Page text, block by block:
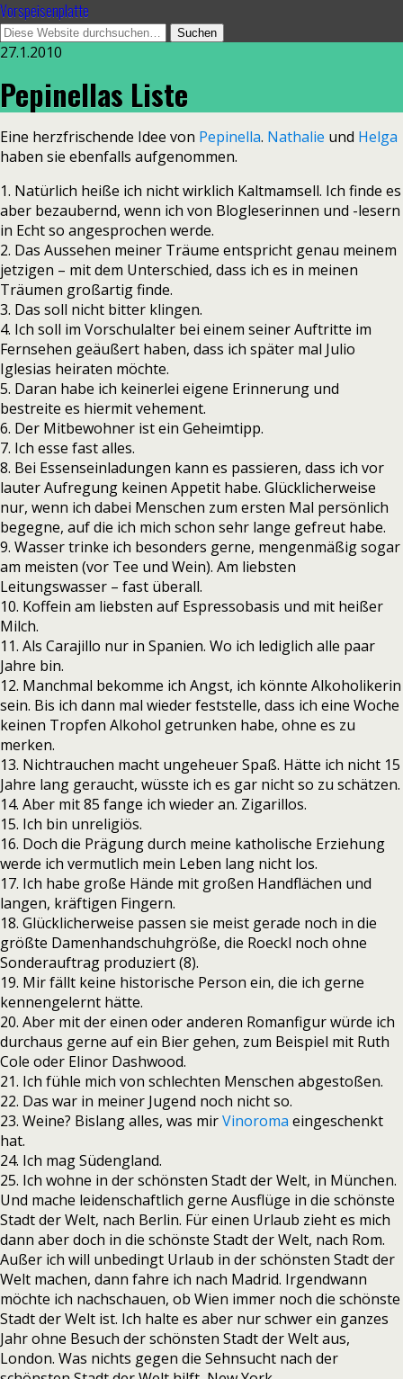
Vorspeisenplatte
27.1.2010
Pepinellas Liste
Eine herzfrischende Idee von Pepinella. Nathalie und Helga
haben sie ebenfalls aufgenommen.
1. Natürlich heiße ich nicht wirklich Kaltmamsell. Ich finde es
aber bezaubernd, wenn ich von Blogleserinnen und -lesern
in Echt so angesprochen werde.
2. Das Aussehen meiner Träume entspricht genau meinem
jetzigen – mit dem Unterschied, dass ich es in meinen
Träumen großartig finde.
3. Das soll nicht bitter klingen.
4. Ich soll im Vorschulalter bei einem seiner Auftritte im
Fernsehen geäußert haben, dass ich später mal Julio
Iglesias heiraten möchte.
5. Daran habe ich keinerlei eigene Erinnerung und
bestreite es hiermit vehement.
6. Der Mitbewohner ist ein Geheimtipp.
7. Ich esse fast alles.
8. Bei Essenseinladungen kann es passieren, dass ich vor
lauter Aufregung keinen Appetit habe. Glücklicherweise
nur, wenn ich dabei Menschen zum ersten Mal persönlich
begegne, auf die ich mich schon sehr lange gefreut habe.
9. Wasser trinke ich besonders gerne, mengenmäßig sogar
am meisten (vor Tee und Wein). Am liebsten
Leitungswasser – fast überall.
10. Koffein am liebsten auf Espressobasis und mit heißer
Milch.
11. Als Carajillo nur in Spanien. Wo ich lediglich alle paar
Jahre bin.
12. Manchmal bekomme ich Angst, ich könnte Alkoholikerin
sein. Bis ich dann mal wieder feststelle, dass ich eine Woche
keinen Tropfen Alkohol getrunken habe, ohne es zu
merken.
13. Nichtrauchen macht ungeheuer Spaß. Hätte ich nicht 15
Jahre lang geraucht, wüsste ich es gar nicht so zu schätzen.
14. Aber mit 85 fange ich wieder an. Zigarillos.
15. Ich bin unreligiös.
16. Doch die Prägung durch meine katholische Erziehung
werde ich vermutlich mein Leben lang nicht los.
17. Ich habe große Hände mit großen Handflächen und
langen, kräftigen Fingern.
18. Glücklicherweise passen sie meist gerade noch in die
größte Damenhandschuhgröße, die Roeckl noch ohne
Sonderauftrag produziert (8).
19. Mir fällt keine historische Person ein, die ich gerne
kennengelernt hätte.
20. Aber mit der einen oder anderen Romanfigur würde ich
durchaus gerne auf ein Bier gehen, zum Beispiel mit Ruth
Cole oder Elinor Dashwood.
21. Ich fühle mich von schlechten Menschen abgestoßen.
22. Das war in meiner Jugend noch nicht so.
23. Weine? Bislang alles, was mirVinoroma eingeschenkt
hat.
24. Ich mag Südengland.
25. Ich wohne in der schönsten Stadt der Welt, in München.
Und mache leidenschaftlich gerne Ausflüge in die schönste
Stadt der Welt, nach Berlin. Für einen Urlaub zieht es mich
dann aber doch in die schönste Stadt der Welt, nach Rom.
Außer ich will unbedingt Urlaub in der schönsten Stadt der
Welt machen, dann fahre ich nach Madrid. Irgendwann
möchte ich nachschauen, ob Wien immer noch die schönste
Stadt der Welt ist. Ich halte es aber nur schwer ein ganzes
Jahr ohne Besuch der schönsten Stadt der Welt aus,
London. Was nichts gegen die Sehnsucht nach der